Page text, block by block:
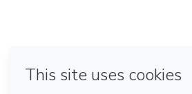
Hecho con❤ en Belo Horizonte